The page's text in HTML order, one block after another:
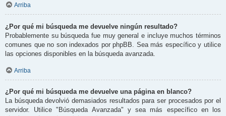
Arriba
¿Por qué mi búsqueda me devuelve ningún resultado?
Probablemente su búsqueda fue muy general e incluye muchos términos
comunes que no son indexados por phpBB. Sea más específico y utilice
las opciones disponibles en la búsqueda avanzada.
Arriba
¿Por qué mi búsqueda me devuelve una página en blanco?
La búsqueda devolvió demasiados resultados para ser procesados por el
servidor. Utilice "Búsqueda Avanzada" y sea más específico en los